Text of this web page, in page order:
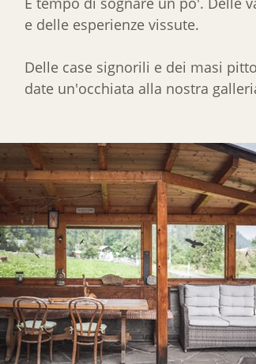
e delle esperienze vissute.
Delle case signorili e dei masi
date un'occhiata alla nostra